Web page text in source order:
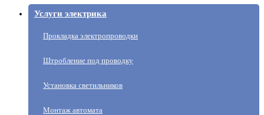
Услуги электрика
Прокладка электропроводки
Штробление под проводку
Установка светильников
Монтаж автомата